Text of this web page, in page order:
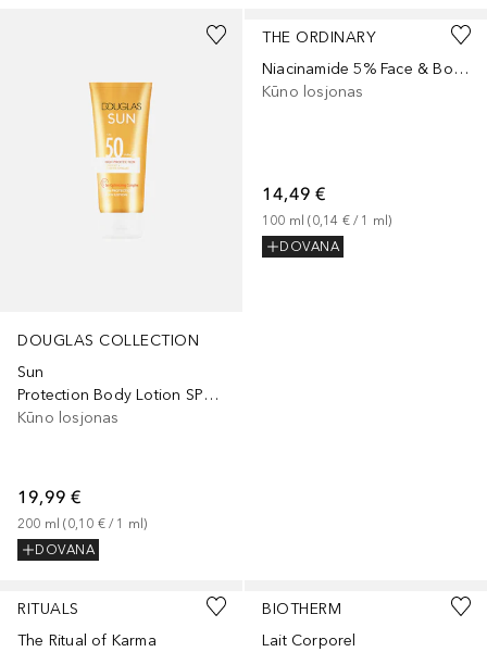
DOUGLAS COLLECTION
Sun
Protection Body Lotion SPF 50
Kūno losjonas
19,99 €
200 ml (0,10 € / 1 ml)
DOVANA
THE ORDINARY
Niacinamide 5% Face & Body Emulsion
Kūno losjonas
14,49 €
100 ml (0,14 € / 1 ml)
DOVANA
RITUALS
The Ritual of Karma
BIOTHERM
Lait Corporel